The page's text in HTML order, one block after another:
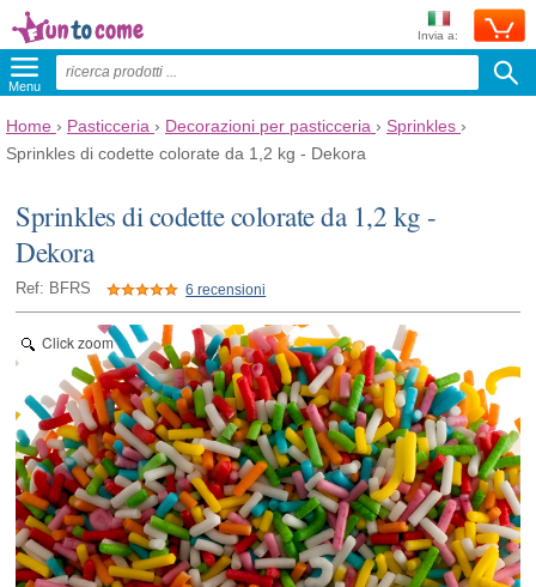
Invia a:
Menu
Home › Pasticceria › Decorazioni per pasticceria › Sprinkles ›
Sprinkles di codette colorate da 1,2 kg - Dekora
Sprinkles di codette colorate da 1,2 kg -
Dekora
Ref: BFRS 6 recensioni
Click zoom